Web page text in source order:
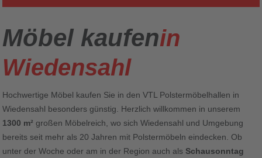
Möbel kaufenin
Wiedensahl
Hochwertige Möbel kaufen Sie in den VTL Polstermöbelhallen in
Wiedensahl besonders günstig. Herzlich willkommen in unserem
1300 m² großen Möbelreich, wo sich Wiedensahl und Umgebung
bereits seit mehr als 20 Jahren mit Polstermöbeln eindecken. Ob
unter der Woche oder am in der Region auch als Schausonntag